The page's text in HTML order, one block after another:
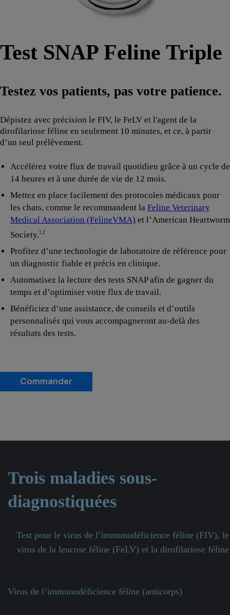
Test SNAP Feline Triple
Testez vos patients, pas votre patience.
Dépistez avec précision le FIV, le FeLV et l'agent de la
dirofilariose féline en seulement 10 minutes, et ce, à partir
d’un seul prélèvement.
Accélérez votre flux de travail quotidien grâce à un cycle de
14 heures et à une durée de vie de 12 mois.
Mettez en place facilement des protocoles médicaux pour
les chats, comme le recommandent la Feline Veterinary
Medical Association (FelineVMA) et l’American Heartworm
Society. 1,2
Profitez d’une technologie de laboratoire de référence pour
un diagnostic fiable et précis en clinique.
Automatisez la lecture des tests SNAP afin de gagner du
temps et d’optimiser votre flux de travail.
Bénéficiez d’une assistance, de conseils et d’outils
personnalisés qui vous accompagneront au-delà des
résultats des tests.
Commander
Trois maladies sous-
diagnostiquées
Test pour le virus de l’immunodéficience féline (FIV), le
virus de la leucose féline (FeLV) et la dirofilariose féline
Virus de l’immunodéficience féline (anticorps)